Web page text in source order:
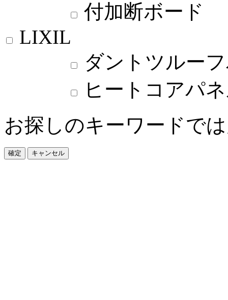
付加断ボード
LIXIL
ダントツルー
ヒートコアパ
お探しのキーワードで
確定 キャンセル